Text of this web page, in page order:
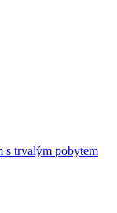
s trvalým pobytem